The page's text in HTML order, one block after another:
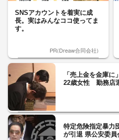
SNSアカウントを着実に成
長。実はみんなココ使ってま
す。
PR(Dreaw合同会社)
「売上金を金庫
22歳女性 勤務店
特定危険指定暴力
が引退 県公安委